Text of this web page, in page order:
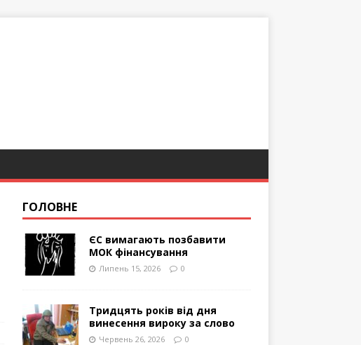
ГОЛОВНЕ
ЄС вимагають позбавити
МОК фінансування
Липень 15, 2026 0
Тридцять років від дня
винесення вироку за слово
Червень 26, 2026 0